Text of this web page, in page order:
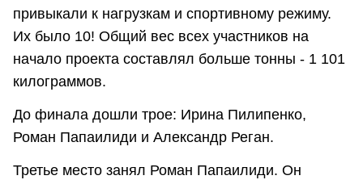
привыкали к нагрузкам и спортивному режиму.
Их было 10! Общий вес всех участников на
начало проекта составлял больше тонны - 1 101
килограммов.
До финала дошли трое: Ирина Пилипенко,
Роман Папаилиди и Александр Реган.
Третье место занял Роман Папаилиди. Он